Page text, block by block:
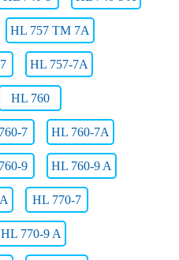
HL 757 TM 7A
HL 757-7A
HL 760
7 HL 760-7A
9 HL 760-9 A
HL 770-7
HL 770-9 A